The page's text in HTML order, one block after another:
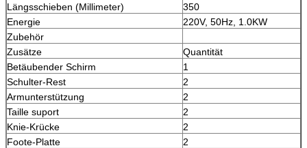
Längsschieben (Millimeter)
350
Energie
220V, 50Hz, 1.0KW
Zubehör
Zusätze
Quantität
Betäubender Schirm
1
Schulter-Rest
2
Armunterstützung
2
Taille suport
2
Knie-Krücke
2
Foote-Platte
2